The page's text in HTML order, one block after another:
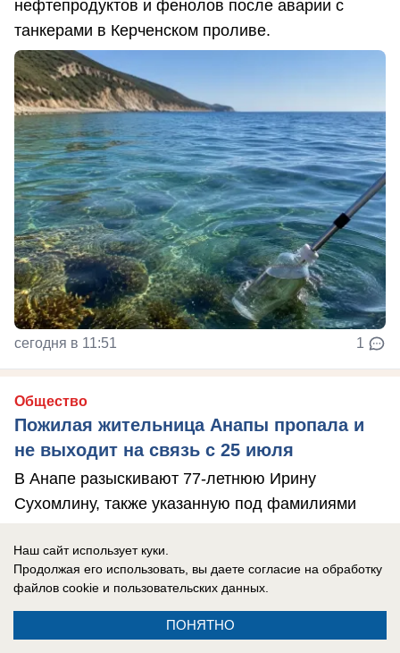
нефтепродуктов и фенолов после аварии с
танкерами в Керченском проливе.
сегодня в 11:51 1
Общество
Пожилая жительница Анапы пропала и
не выходит на связь с 25 июля
В Анапе разыскивают 77-летнюю Ирину
Сухомлину, также указанную под фамилиями
Наш сайт использует куки.
Продолжая его использовать, вы даете согласие на обработку
файлов cookie и пользовательских данных.
ПОНЯТНО